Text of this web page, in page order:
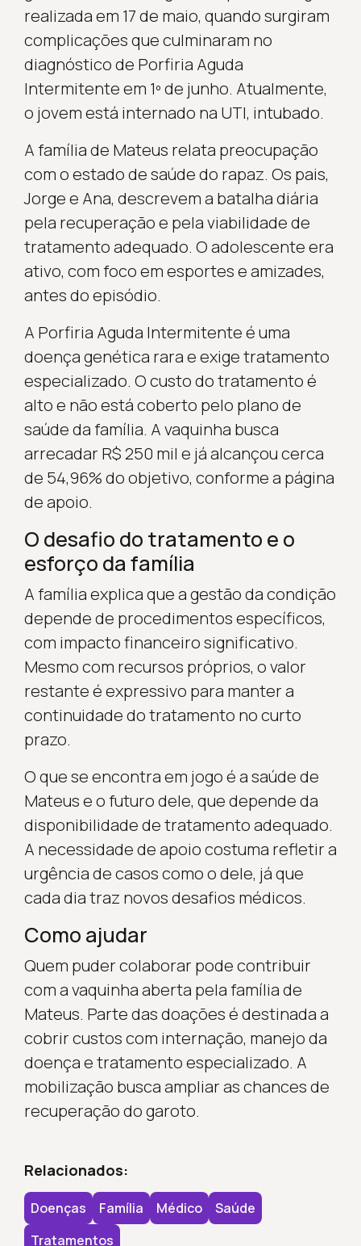
realizada em 17 de maio, quando surgiram
complicações que culminaram no
diagnóstico de Porfiria Aguda
Intermitente em 1º de junho. Atualmente,
o jovem está internado na UTI, intubado.
A família de Mateus relata preocupação
com o estado de saúde do rapaz. Os pais,
Jorge e Ana, descrevem a batalha diária
pela recuperação e pela viabilidade de
tratamento adequado. O adolescente era
ativo, com foco em esportes e amizades,
antes do episódio.
A Porfiria Aguda Intermitente é uma
doença genética rara e exige tratamento
especializado. O custo do tratamento é
alto e não está coberto pelo plano de
saúde da família. A vaquinha busca
arrecadar R$ 250 mil e já alcançou cerca
de 54,96% do objetivo, conforme a página
de apoio.
O desafio do tratamento e o
esforço da família
A família explica que a gestão da condição
depende de procedimentos específicos,
com impacto financeiro significativo.
Mesmo com recursos próprios, o valor
restante é expressivo para manter a
continuidade do tratamento no curto
prazo.
O que se encontra em jogo é a saúde de
Mateus e o futuro dele, que depende da
disponibilidade de tratamento adequado.
A necessidade de apoio costuma refletir a
urgência de casos como o dele, já que
cada dia traz novos desafios médicos.
Como ajudar
Quem puder colaborar pode contribuir
com a vaquinha aberta pela família de
Mateus. Parte das doações é destinada a
cobrir custos com internação, manejo da
doença e tratamento especializado. A
mobilização busca ampliar as chances de
recuperação do garoto.
Relacionados:
Doenças Família Médico
Saúde
Tratamentos